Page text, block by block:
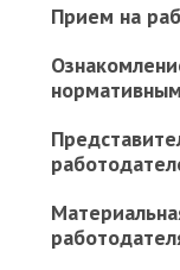
Прием на